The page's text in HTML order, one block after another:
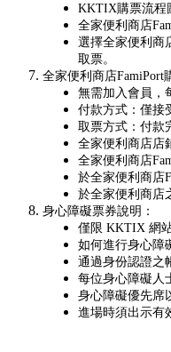
KKTIX購票流程
全家便利商店
選擇全家便利商
取票。
全家便利商店FamiPort
無需加入會員，
付款方式：僅接
取票方式：付款
全家便利商店店
全家便利商店
於全家便利商店
於全家便利商店
身心障礙票券說明：
僅限 KKTIX 網
如何進行身心障
通過身份認證之
每位身心障礙人
身心障礙優先席
進場時須出示有